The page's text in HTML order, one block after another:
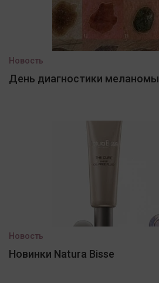
Новость
День диагностики меланомы
Новость
Новинки Natura Bisse